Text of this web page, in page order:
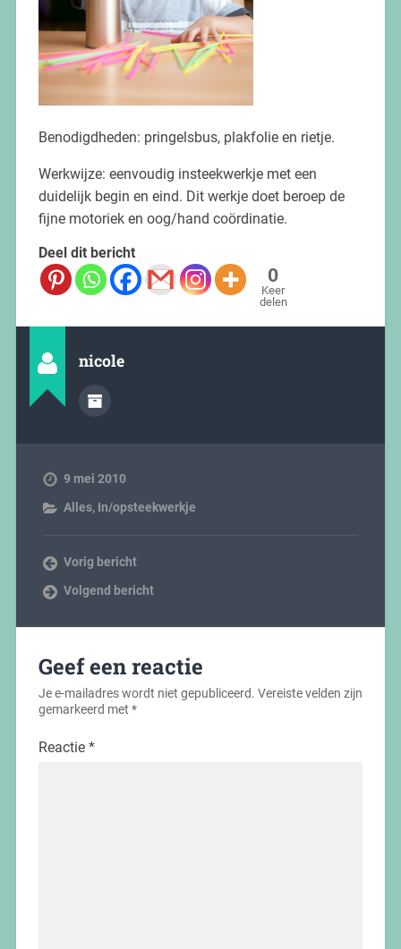
Benodigdheden: pringelsbus, plakfolie en rietje.
Werkwijze: eenvoudig insteekwerkje met een
duidelijk begin en eind. Dit werkje doet beroep de
fijne motoriek en oog/hand coördinatie.
Deel dit bericht
0
Keer
delen
nicole
9 mei 2010
Alles, In/opsteekwerkje
Vorig bericht
Volgend bericht
Geef een reactie
Je e-mailadres wordt niet gepubliceerd. Vereiste velden zijn
gemarkeerd met *
Reactie *